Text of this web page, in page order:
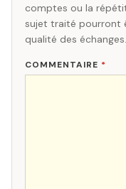
comptes ou la
sujet traité pourront
qualité des échanges.
COMMENTAIRE *